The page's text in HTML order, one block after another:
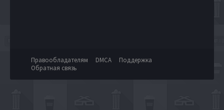
Правообладателям DMCA
Поддержка
Обратная связь